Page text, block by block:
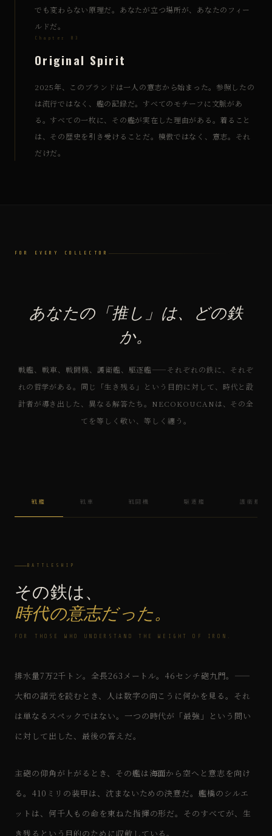
でも変わらない原理だ。あなたが立つ場所が、あなたのフィー
ルドだ。
Chapter 03
Original Spirit
2025年、このブランドは一人の意志から始まった。参照したの
は流行ではなく、艦の記録だ。すべてのモチーフに文脈があ
る。すべての一枚に、その艦が実在した理由がある。着ること
は、その歴史を引き受けることだ。模倣ではなく、意志。それ
だけだ。
FOR EVERY COLLECTOR
あなたの「推し」は、どの鉄
か。
戦艦、戦車、戦闘機、護衛艦、駆逐艦——それぞれの鉄に、それぞ
れの哲学がある。同じ「生き残る」という目的に対して、時代と設
計者が導き出した、異なる解答たち。NECOKOUCANは、その全
てを等しく敬い、等しく纏う。
戦艦 戦車 戦闘機 駆逐艦 護衛艦
BATTLESHIP
その鉄は、
時代の意志だった。
FOR THOSE WHO UNDERSTAND THE WEIGHT OF IRON.
排水量7万2千トン。全長263メートル。46センチ砲九門。——
大和の諸元を読むとき、人は数字の向こうに何かを見る。それ
は単なるスペックではない。一つの時代が「最強」という問い
に対して出した、最後の答えだ。
主砲の仰角が上がるとき、その艦は海面から空へと意志を向け
る。410ミリの装甲は、沈まないための決意だ。艦橋のシルエ
ットは、何千人もの命を束ねた指揮の形だ。そのすべてが、生
き残るという目的のために収斂している。